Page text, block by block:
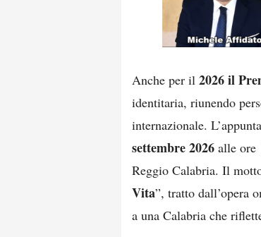
Anche per il 2026 il
identitaria, riunendo
internazionale.
settembre 2026 alle ore
Reggio Calabria. Il
Vita”, tratto dall’opera
a una Calabria che